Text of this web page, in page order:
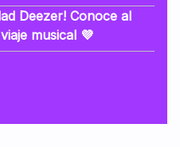
Deezer! Conoce al
musical 💜